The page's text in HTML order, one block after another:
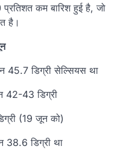
कम बारिश हुई है, जो
है।
45.7 डिग्री सेल्सियस था
42-43 डिग्री
(19 जून को)
38.6 डिग्री था